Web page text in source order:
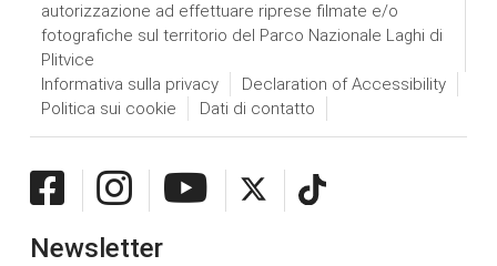
autorizzazione ad effettuare riprese filmate e/o
fotografiche sul territorio del Parco Nazionale Laghi di
Plitvice
Informativa sulla privacy
Declaration of Accessibility
Politica sui cookie
Dati di contatto
Newsletter